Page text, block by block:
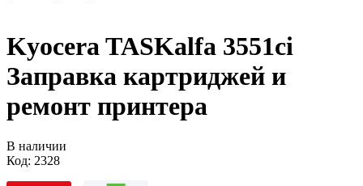
Kyocera TASKalfa 3551ci
Заправка картриджей и
ремонт принтера
В наличии
Код: 2328